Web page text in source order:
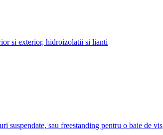
si exterior, hidroizolatii si lianti
suspendate, sau freestanding pentru o baie de vis